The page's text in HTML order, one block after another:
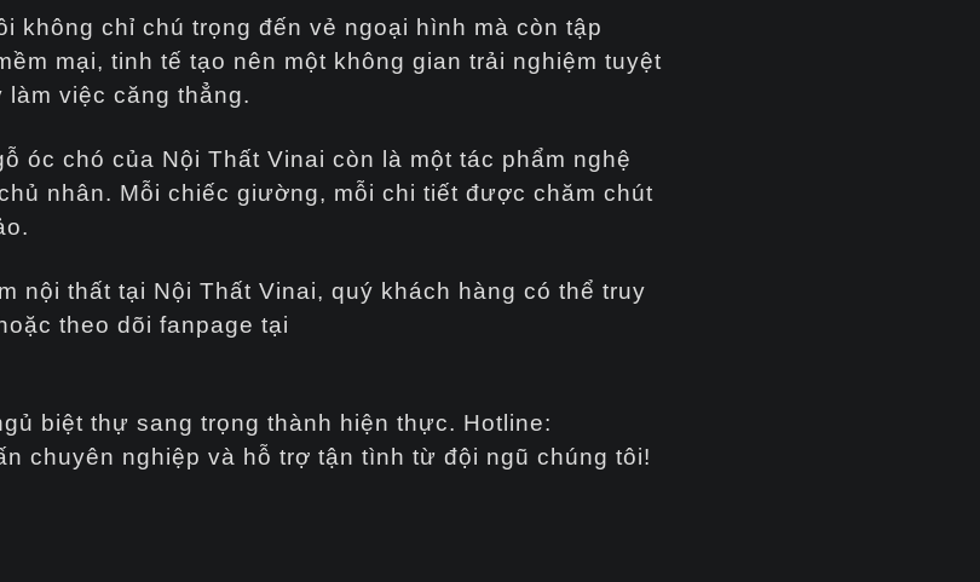
không chỉ chú trọng đến vẻ ngoại hình mà còn tập
mại, tinh tế tạo nên một không gian trải nghiệm tuyệt
việc căng thẳng.
óc chó của Nội Thất Vinai còn là một tác phẩm nghệ
nhân. Mỗi chiếc giường, mỗi chi tiết được chăm chút
nội thất tại Nội Thất Vinai, quý khách hàng có thể truy
hoặc theo dõi fanpage tại
biệt thự sang trọng thành hiện thực. Hotline:
chuyên nghiệp và hỗ trợ tận tình từ đội ngũ chúng tôi!